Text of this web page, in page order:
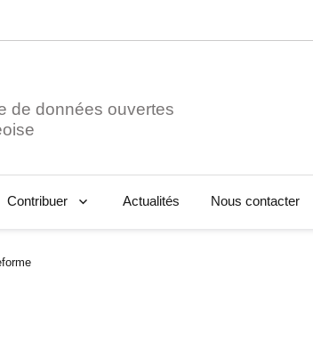
de données ouvertes
Contribuer Actualités Nous contacter